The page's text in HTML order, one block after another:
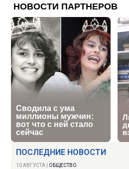
ПОСЛЕДНИЕ НОВОСТИ
10 АВГУСТА ОБЩЕСТВО